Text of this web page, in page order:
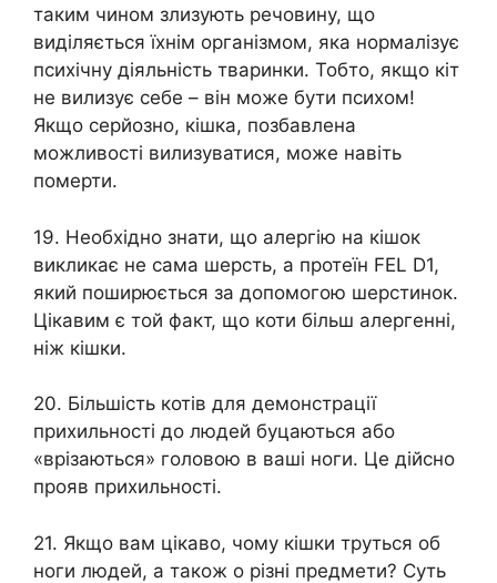
таким чином злизують речовину, що
виділяється їхнім організмом, яка нормалізує
психічну діяльність тваринки. Тобто, якщо кіт
не вилизує себе – він може бути психом!
Якщо серйозно, кішка, позбавлена
можливості вилизуватися, може навіть
померти.
19. Необхідно знати, що алергію на кішок
викликає не сама шерсть, а протеїн FEL D1,
який поширюється за допомогою шерстинок.
Цікавим є той факт, що коти більш алергенні,
ніж кішки.
20. Більшість котів для демонстрації
прихильності до людей буцаються або
«врізаються» головою в ваші ноги. Це дійсно
прояв прихильності.
21. Якщо вам цікаво, чому кішки труться об
ноги людей, а також о різні предмети? Суть